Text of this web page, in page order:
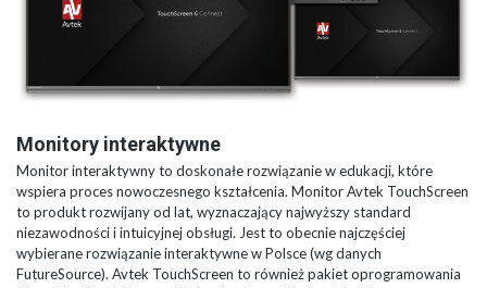
Monitory interaktywne
Monitor interaktywny to doskonałe rozwiązanie w edukacji, które
wspiera proces nowoczesnego kształcenia. Monitor Avtek TouchScreen
to produkt rozwijany od lat, wyznaczający najwyższy standard
niezawodności i intuicyjnej obsługi. Jest to obecnie najczęściej
wybierane rozwiązanie interaktywne w Polsce (wg danych
FutureSource). Avtek TouchScreen to również pakiet oprogramowania